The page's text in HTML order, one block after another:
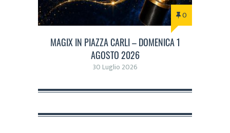
0
MAGIX IN PIAZZA CARLI – DOMENICA 1
AGOSTO 2026
30 Luglio 2026